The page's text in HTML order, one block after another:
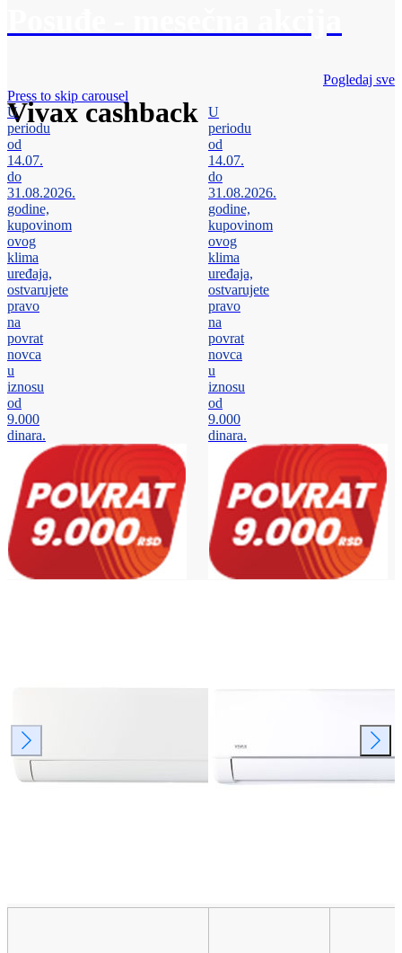
Vivax cashback
Pogledaj sve
Press to skip carousel
U
periodu
od
14.07.
do
31.08.2026.
godine,
kupovinom
ovog
klima
uređaja,
ostvarujete
pravo
na
povrat
novca
u
iznosu
od
9.000
dinara.
U
periodu
od
14.07.
do
31.08.2026.
godine,
kupovinom
ovog
klima
uređaja,
ostvarujete
pravo
na
povrat
novca
u
iznosu
od
9.000
dinara.